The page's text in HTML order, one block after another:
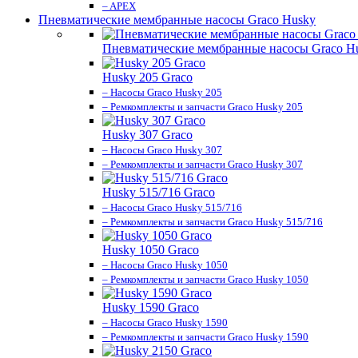
– APEX
Пневматические мембранные насосы Graco Husky
Пневматические мембранные насосы Graco
Husky 205 Graco
– Насосы Graco Husky 205
– Ремкомплекты и запчасти Graco Husky 205
Husky 307 Graco
– Насосы Graco Husky 307
– Ремкомплекты и запчасти Graco Husky 307
Husky 515/716 Graco
– Насосы Graco Husky 515/716
– Ремкомплекты и запчасти Graco Husky 515/716
Husky 1050 Graco
– Насосы Graco Husky 1050
– Ремкомплекты и запчасти Graco Husky 1050
Husky 1590 Graco
– Насосы Graco Husky 1590
– Ремкомплекты и запчасти Graco Husky 1590